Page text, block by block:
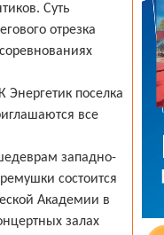
Суть
отрезка
Энергетик поселка
все
западно-
состоится
Академии в
залах